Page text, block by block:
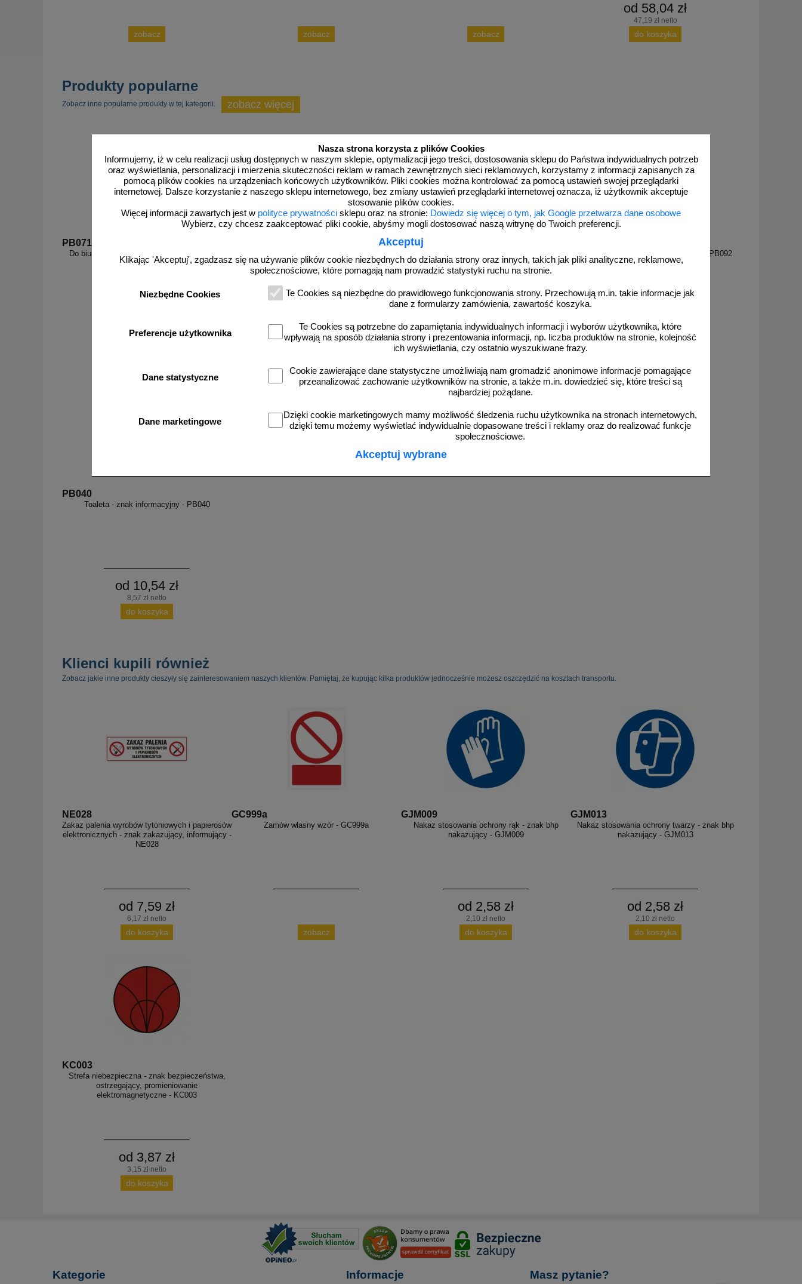
Nasza strona korzysta z plików Cookies
Informujemy, iż w celu realizacji usług dostępnych w naszym sklepie, optymalizacji jego treści, dostosowania sklepu do Państwa indywidualnych potrzeb
oraz wyświetlania, personalizacji i mierzenia skuteczności reklam w ramach zewnętrznych sieci reklamowych, korzystamy z informacji zapisanych za
pomocą plików cookies na urządzeniach końcowych użytkowników. Pliki cookies można kontrolować za pomocą ustawień swojej przeglądarki
internetowej. Dalsze korzystanie z naszego sklepu internetowego, bez zmiany ustawień przeglądarki internetowej oznacza, iż użytkownik akceptuje
stosowanie plików cookies.
Więcej informacji zawartych jest w polityce prywatności sklepu oraz na stronie: Dowiedz się więcej o tym, jak Google przetwarza dane osobowe
Wybierz, czy chcesz zaakceptować pliki cookie, abyśmy mogli dostosować naszą witrynę do Twoich preferencji.
Akceptuj
Klikając 'Akceptuj', zgadzasz się na używanie plików cookie niezbędnych do działania strony oraz innych, takich jak pliki analityczne, reklamowe,
społecznościowe, które pomagają nam prowadzić statystyki ruchu na stronie.
Niezbędne Cookies
Te Cookies są niezbędne do prawidłowego funkcjonowania strony. Przechowują m.in. takie informacje jak
dane z formularzy zamówienia, zawartość koszyka.
Preferencje użytkownika
Te Cookies są potrzebne do zapamiętania indywidualnych informacji i wyborów użytkownika, które
wpływają na sposób działania strony i prezentowania informacji, np. liczba produktów na stronie, kolejność
ich wyświetlania, czy ostatnio wyszukiwane frazy.
Dane statystyczne
Cookie zawierające dane statystyczne umożliwiają nam gromadzić anonimowe informacje pomagające
przeanalizować zachowanie użytkowników na stronie, a także m.in. dowiedzieć się, które treści są
najbardziej pożądane.
Dane marketingowe
Dzięki cookie marketingowych mamy możliwość śledzenia ruchu użytkownika na stronach internetowych,
dzięki temu możemy wyświetlać indywidualnie dopasowane treści i reklamy oraz do realizować funkcje
społecznościowe.
Akceptuj wybrane
zobacz zobacz zobacz
od 58,04 zł
47,19 zł netto
do koszyka
Produkty popularne
Zobacz inne popularne produkty w tej kategorii. zobacz więcej
PB071
Do biura w lewo - znak informacyjny - PB071
od 27,36 zł
Biuro - znak informacyjny - PB001
od 10,54 zł
PB089
informacyjny - PB089
od 43,16 zł
35,09 zł netto
Teren prywatny - znak informacyjny - PB092
od 15,68 zł
PB040
Toaleta - znak informacyjny - PB040
od 10,54 zł
8,57 zł netto
do koszyka
Klienci kupili również
Zobacz jakie inne produkty cieszyły się zainteresowaniem naszych klientów. Pamiętaj, że kupując kilka produktów jednocześnie możesz oszczędzić na kosztach transportu.
NE028
Zakaz palenia wyrobów tytoniowych i papierosów
elektronicznych - znak zakazujący, informujący -
NE028
od 7,59 zł
6,17 zł netto
do koszyka
GC999a
Zamów własny wzór - GC999a
zobacz
GJM009
Nakaz stosowania ochrony rąk - znak bhp
nakazujący - GJM009
od 2,58 zł
2,10 zł netto
do koszyka
GJM013
Nakaz stosowania ochrony twarzy - znak bhp
nakazujący - GJM013
od 2,58 zł
2,10 zł netto
do koszyka
KC003
Strefa niebezpieczna - znak bezpieczeństwa,
ostrzegający, promieniowanie
elektromagnetyczne - KC003
od 3,87 zł
3,15 zł netto
do koszyka
Kategorie Informacje Masz pytanie?